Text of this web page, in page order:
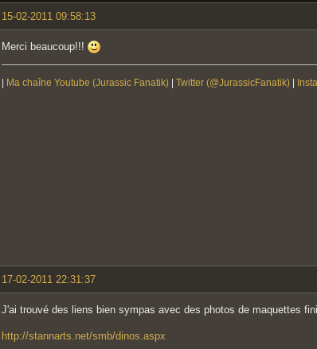
15-02-2011 09:58:13
Merci beaucoup!!!
Ma chaîne Youtube (Jurassic Fanatik) Twitter (@JurassicFanatik)
17-02-2011 22:31:37
J'ai trouvé des liens bien sympas avec des photos de maquettes
http://stannarts.net/smb/dinos.aspx